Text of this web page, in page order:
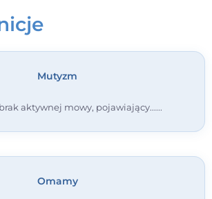
Dołącz do portalu
Mutyzm
aktywnej mowy, pojawiający...
Omamy